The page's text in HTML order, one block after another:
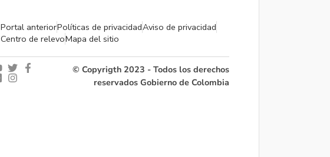
Portal anteriorPolíticas de privacidadAviso de privacidad
Centro de relevoMapa del sitio
© Copyrigth 2023 - Todos los derechos
reservados Gobierno de Colombia